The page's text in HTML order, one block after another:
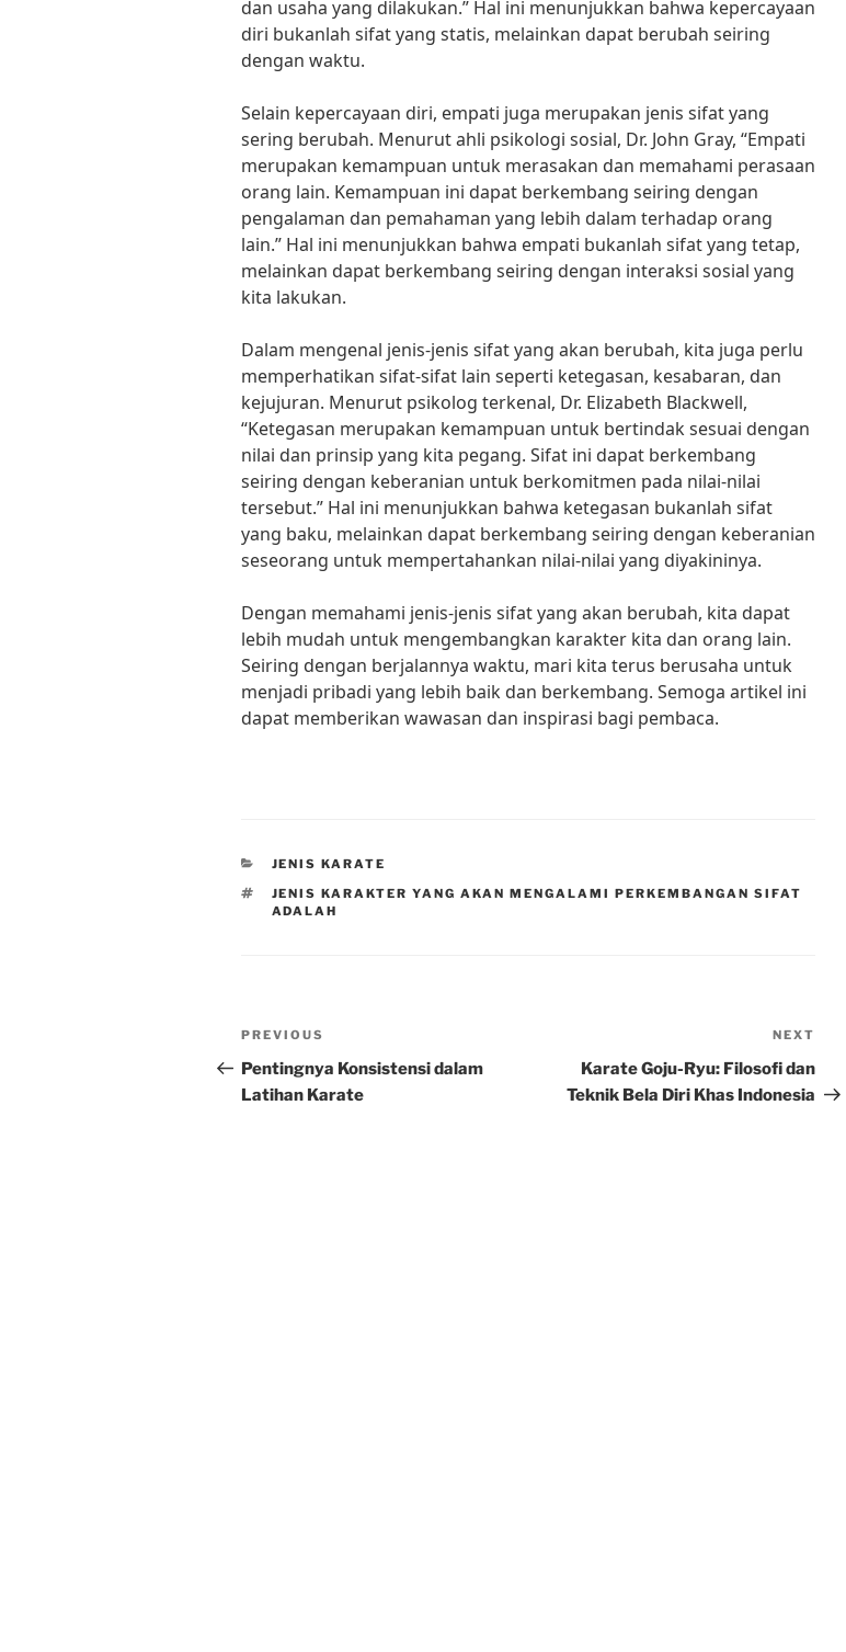
dan usaha yang dilakukan.” Hal ini menunjukkan bahwa kepercayaan
diri bukanlah sifat yang statis, melainkan dapat berubah seiring
dengan waktu.
Selain kepercayaan diri, empati juga merupakan jenis sifat yang
sering berubah. Menurut ahli psikologi sosial, Dr. John Gray, “Empati
merupakan kemampuan untuk merasakan dan memahami perasaan
orang lain. Kemampuan ini dapat berkembang seiring dengan
pengalaman dan pemahaman yang lebih dalam terhadap orang
lain.” Hal ini menunjukkan bahwa empati bukanlah sifat yang tetap,
melainkan dapat berkembang seiring dengan interaksi sosial yang
kita lakukan.
Dalam mengenal jenis-jenis sifat yang akan berubah, kita juga perlu
memperhatikan sifat-sifat lain seperti ketegasan, kesabaran, dan
kejujuran. Menurut psikolog terkenal, Dr. Elizabeth Blackwell,
“Ketegasan merupakan kemampuan untuk bertindak sesuai dengan
nilai dan prinsip yang kita pegang. Sifat ini dapat berkembang
seiring dengan keberanian untuk berkomitmen pada nilai-nilai
tersebut.” Hal ini menunjukkan bahwa ketegasan bukanlah sifat
yang baku, melainkan dapat berkembang seiring dengan keberanian
seseorang untuk mempertahankan nilai-nilai yang diyakininya.
Dengan memahami jenis-jenis sifat yang akan berubah, kita dapat
lebih mudah untuk mengembangkan karakter kita dan orang lain.
Seiring dengan berjalannya waktu, mari kita terus berusaha untuk
menjadi pribadi yang lebih baik dan berkembang. Semoga artikel ini
dapat memberikan wawasan dan inspirasi bagi pembaca.
CATEGORIES
JENIS KARATE
TAGS
JENIS KARAKTER YANG AKAN MENGALAMI PERKEMBANGAN SIFAT
ADALAH
Post
navigation
Previous
Post
PREVIOUS
Pentingnya Konsistensi dalam
Latihan Karate
Post
NEXT
Karate Goju-Ryu: Filosofi dan
Teknik Bela Diri Khas Indonesia